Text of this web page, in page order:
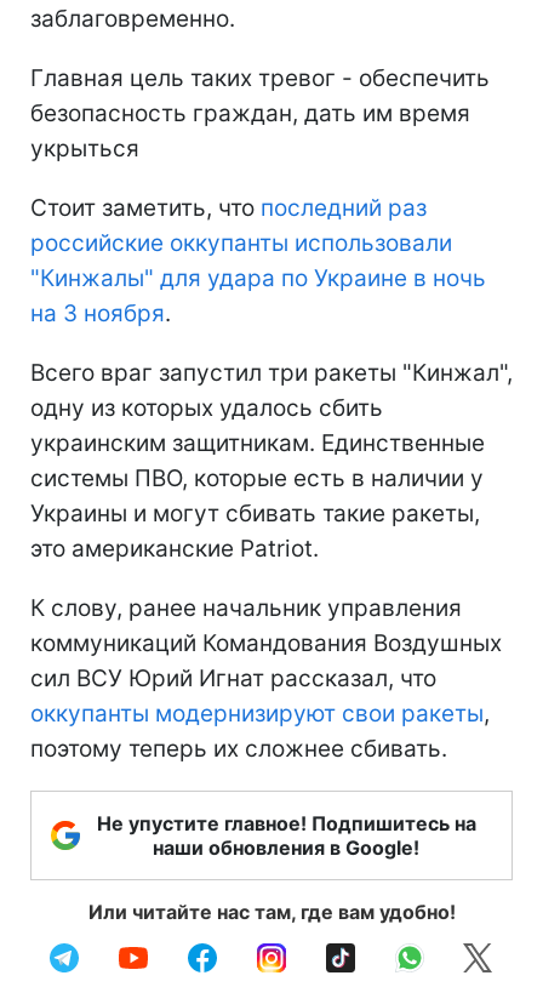
заблаговременно.
Главная цель таких тревог - обеспечить
безопасность граждан, дать им время
укрыться
Стоит заметить, что последний раз
российские оккупанты использовали
"Кинжалы" для удара по Украине в ночь
на 3 ноября.
Всего враг запустил три ракеты "Кинжал",
одну из которых удалось сбить
украинским защитникам. Единственные
системы ПВО, которые есть в наличии у
Украины и могут сбивать такие ракеты,
это американские Patriot.
К слову, ранее начальник управления
коммуникаций Командования Воздушных
сил ВСУ Юрий Игнат рассказал, что
оккупанты модернизируют свои ракеты,
поэтому теперь их сложнее сбивать.
Не упустите главное! Подпишитесь на
наши обновления в Google!
Или читайте нас там, где вам удобно!